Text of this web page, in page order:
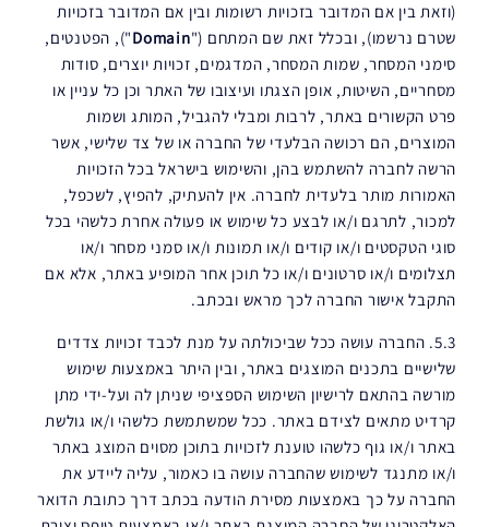
(וזאת בין אם המדובר בזכויות רשומות ובין אם המדובר בזכויות
שטרם נרשמו), ובכלל זאת שם המתחם ("Domain"), הפטנטים,
סימני המסחר, שמות המסחר, המדגמים, זכויות יוצרים, סודות
מסחריים, השיטות, אופן הצגתו ועיצובו של האתר וכן כל עניין או
פרט הקשורים באתר, לרבות ומבלי להגביל, המותג ושמות
המוצרים, הם רכושה הבלעדי של החברה או של צד שלישי, אשר
הרשה לחברה להשתמש בהן, והשימוש בישראל בכל הזכויות
האמורות מותר בלעדית לחברה. אין להעתיק, להפיץ, לשכפל,
למכור, לתרגם ו/או לבצע כל שימוש או פעולה אחרת כלשהי בכל
סוגי הטקסטים ו/או קודים ו/או תמונות ו/או סמני מסחר ו/או
תצלומים ו/או סרטונים ו/או כל תוכן אחר המופיע באתר, אלא אם
התקבל אישור החברה לכך מראש ובכתב.
5.3. החברה עושה ככל שביכולתה על מנת לכבד זכויות צדדים
שלישיים בתכנים המוצגים באתר, ובין היתר באמצעות שימוש
מורשה בהתאם לרישיון השימוש הספציפי שניתן לה ועל-ידי מתן
קרדיט מתאים לצידם באתר. ככל שמשתמשת כלשהי ו/או גולשת
באתר ו/או גוף כלשהו טוענת לזכויות בתוכן מסוים המוצג באתר
ו/או מתנגד לשימוש שהחברה עושה בו כאמור, עליה ליידע את
החברה על כך באמצעות מסירת הודעה בכתב דרך כתובת הדואר